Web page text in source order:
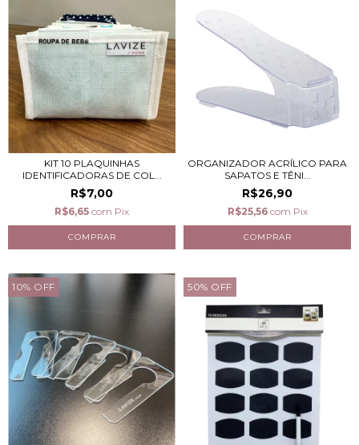
KIT 10 PLAQUINHAS
IDENTIFICADORAS DE COL...
R$7,00
R$6,65 com Pix
ORGANIZADOR ACRÍLICO PARA
SAPATOS E TÊNI...
R$26,90
R$25,56 com Pix
10% OFF 50% OFF